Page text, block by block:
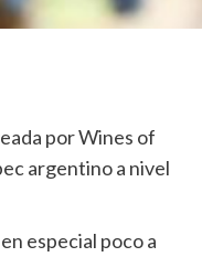
por Wines of
argentino a nivel
especial poco a